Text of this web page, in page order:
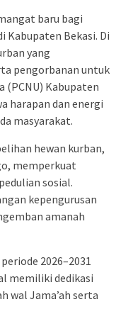
baru bagi
Kabupaten Bekasi. Di
yang
pengorbanan untuk
(PCNU) Kabupaten
harapan dan energi
masyarakat.
hewan kurban,
memperkuat
sosial.
kepengurusan
amanah
2026–2031
memiliki dedikasi
wal Jama’ah serta